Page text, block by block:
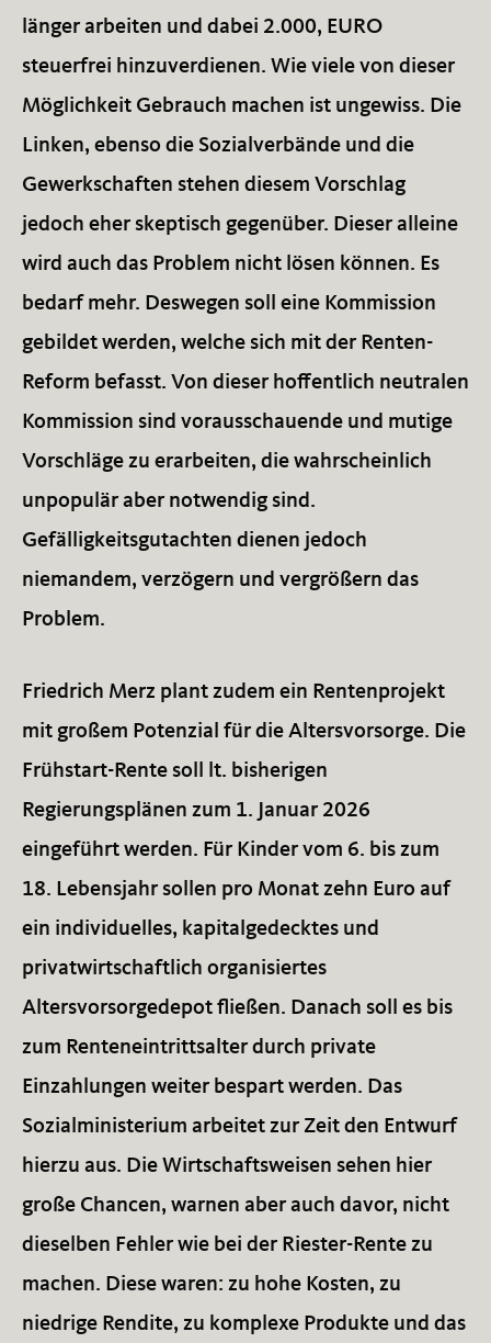
länger arbeiten und dabei 2.000, EURO
steuerfrei hinzuverdienen. Wie viele von dieser
Möglichkeit Gebrauch machen ist ungewiss. Die
Linken, ebenso die Sozialverbände und die
Gewerkschaften stehen diesem Vorschlag
jedoch eher skeptisch gegenüber. Dieser alleine
wird auch das Problem nicht lösen können. Es
bedarf mehr. Deswegen soll eine Kommission
gebildet werden, welche sich mit der Renten-
Reform befasst. Von dieser hoffentlich neutralen
Kommission sind vorausschauende und mutige
Vorschläge zu erarbeiten, die wahrscheinlich
unpopulär aber notwendig sind.
Gefälligkeitsgutachten dienen jedoch
niemandem, verzögern und vergrößern das
Problem.
Friedrich Merz plant zudem ein Rentenprojekt
mit großem Potenzial für die Altersvorsorge. Die
Frühstart-Rente soll lt. bisherigen
Regierungsplänen zum 1. Januar 2026
eingeführt werden. Für Kinder vom 6. bis zum
18. Lebensjahr sollen pro Monat zehn Euro auf
ein individuelles, kapitalgedecktes und
privatwirtschaftlich organisiertes
Altersvorsorgedepot fließen. Danach soll es bis
zum Renteneintrittsalter durch private
Einzahlungen weiter bespart werden. Das
Sozialministerium arbeitet zur Zeit den Entwurf
hierzu aus. Die Wirtschaftsweisen sehen hier
große Chancen, warnen aber auch davor, nicht
dieselben Fehler wie bei der Riester-Rente zu
machen. Diese waren: zu hohe Kosten, zu
niedrige Rendite, zu komplexe Produkte und das